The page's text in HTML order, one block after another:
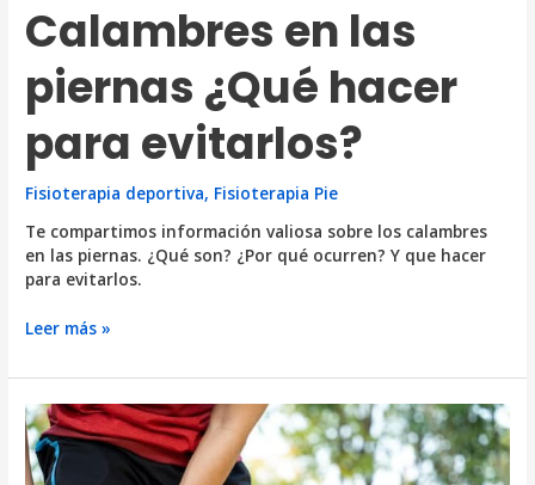
Calambres en las
piernas ¿Qué hacer
para evitarlos?
Fisioterapia deportiva, Fisioterapia Pie
Te compartimos información valiosa sobre los calambres
en las piernas. ¿Qué son? ¿Por qué ocurren? Y que hacer
para evitarlos.
Calambres
las
¿Qué
hacer
para
Leer más »